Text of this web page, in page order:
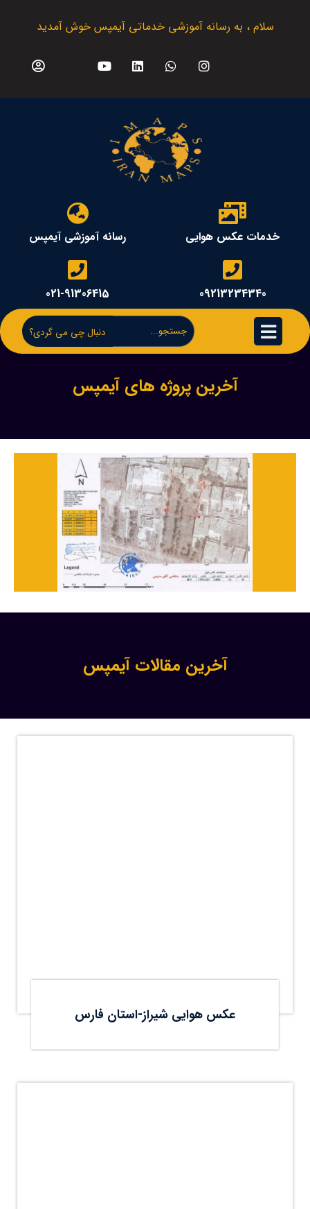
سلام ، به رسانه آموزشی خدماتی آیمپس خوش آمدید
خدمات عکس هوایی
09213234340
رسانه آموزشی آیمپس
021-91306415
دنبال چی می گردی؟
آخرین پروژه های آیمپس
آخرین مقالات آیمپس
عکس هوایی شیراز-استان فارس